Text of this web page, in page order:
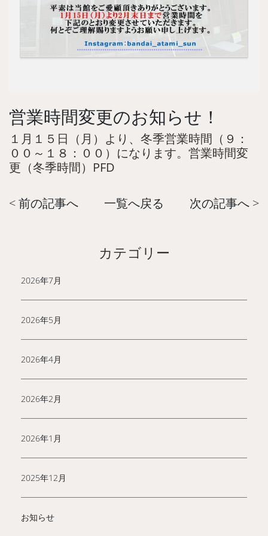
営業時間変更のお知らせ！
１月１５日（月）より、冬季営業時間（９：
００～１８：００）になります。 営業時間変
更（冬季時間）PFD
< 前の記事へ 一覧へ戻る 次の記事へ >
カテゴリー
2026年7月
2026年5月
2026年4月
2026年2月
2026年1月
2025年12月
お知らせ